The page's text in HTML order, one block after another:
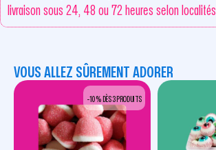
livraison sous 24, 48 ou 72 heures selon localités
VOUS ALLEZ SÛREMENT ADORER
-10 % DÈS 3 PRODUITS